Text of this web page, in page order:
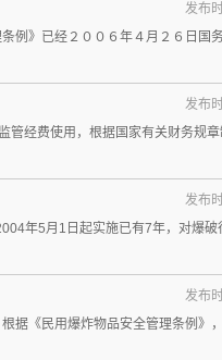
例》已经２００６年４月２６日国
发布
管经费使用，根据国家有关财务规
发布
年5月1日起实施已有7年，对爆
发布
据《民用爆炸物品安全管理条例》
发布